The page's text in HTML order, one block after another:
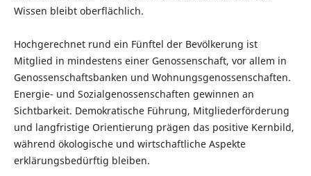
Wissen bleibt oberflächlich.
Hochgerechnet rund ein Fünftel der Bevölkerung ist
Mitglied in mindestens einer Genossenschaft, vor allem in
Genossenschaftsbanken und Wohnungsgenossenschaften.
Energie- und Sozialgenossenschaften gewinnen an
Sichtbarkeit. Demokratische Führung, Mitgliederförderung
und langfristige Orientierung prägen das positive Kernbild,
während ökologische und wirtschaftliche Aspekte
erklärungsbedürftig bleiben.